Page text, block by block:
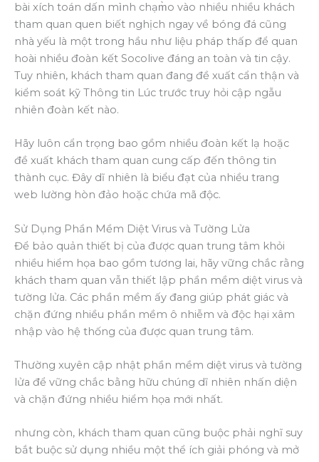
bài xích toán dấn mình chạm̀o vào nhiều nhiều khách
tham quan quen biết nghịch ngay về bóng đá cũng
nhà yếu là một trong hầu như liệu pháp thấp để quan
hoài nhiều đoàn kết Socolive đáng an toàn và tin cậy.
Tuy nhiên, khách tham quan đang đề xuất cẩn thận và
kiểm soát kỹ Thông tin Lúc trước truy hỏi cập ngẫu
nhiên đoàn kết nào.
Hãy luôn cẩn trọng bao gồm nhiều đoàn kết lạ hoặc
đề xuất khách tham quan cung cấp đến thông tin
thành cục. Đây dĩ nhiên là biểu đạt của nhiều trang
web lường hòn đảo hoặc chứa mã độc.
Sử Dụng Phần Mềm Diệt Virus và Tường Lửa
Để bảo quản thiết bị của được quan trung tâm khỏi
nhiều hiểm họa bao gồm tương lai, hãy vững chắc rằng
khách tham quan vẫn thiết lập phần mềm diệt virus và
tường lửa. Các phần mềm ấy đang giúp phát giác và
chặn đứng nhiều phần mềm ô nhiễm và độc hại xâm
nhập vào hệ thống của được quan trung tâm.
Thường xuyên cập nhật phần mềm diệt virus và tường
lửa để vững chắc bằng hữu chúng dĩ nhiên nhấn diện
và chặn đứng nhiều hiểm họa mới nhất.
nhưng còn, khách tham quan cũng buộc phải nghĩ suy
bắt buộc sử dụng nhiều một thể ích giải phóng và mở